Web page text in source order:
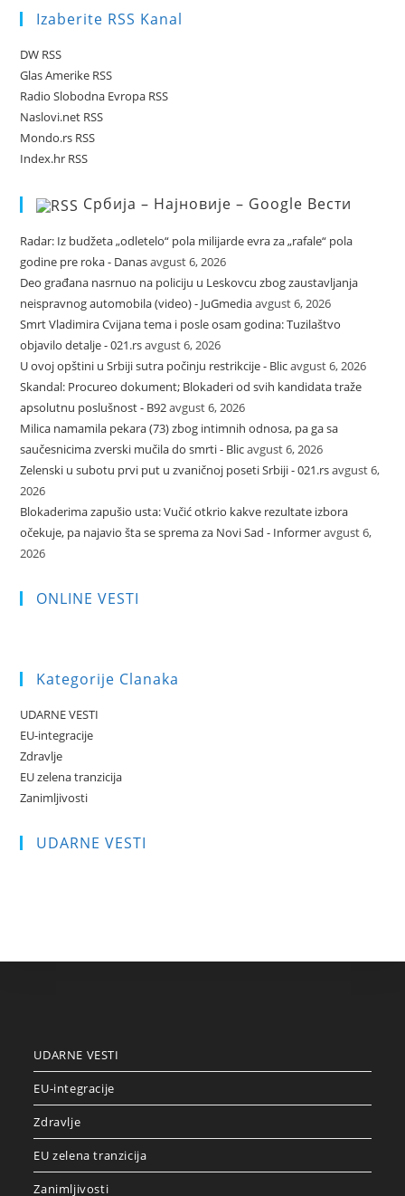
Izaberite RSS Kanal
DW RSS
Glas Amerike RSS
Radio Slobodna Evropa RSS
Naslovi.net RSS
Mondo.rs RSS
Index.hr RSS
Србија – Најновије – Google Вести
Radar: Iz budžeta „odletelo“ pola milijarde evra za „rafale“ pola
godine pre roka - Danasavgust 6, 2026
Deo građana nasrnuo na policiju u Leskovcu zbog zaustavljanja
neispravnog automobila (video) - JuGmediaavgust 6, 2026
Smrt Vladimira Cvijana tema i posle osam godina: Tuzilaštvo
objavilo detalje - 021.rsavgust 6, 2026
U ovoj opštini u Srbiji sutra počinju restrikcije - Blicavgust 6, 2026
Skandal: Procureo dokument; Blokaderi od svih kandidata traže
apsolutnu poslušnost - B92avgust 6, 2026
Milica namamila pekara (73) zbog intimnih odnosa, pa ga sa
saučesnicima zverski mučila do smrti - Blicavgust 6, 2026
Zelenski u subotu prvi put u zvaničnoj poseti Srbiji - 021.rsavgust 6,
2026
Blokaderima zapušio usta: Vučić otkrio kakve rezultate izbora
očekuje, pa najavio šta se sprema za Novi Sad - Informeravgust 6,
2026
ONLINE VESTI
Kategorije Clanaka
UDARNE VESTI
EU-integracije
Zdravlje
EU zelena tranzicija
Zanimljivosti
UDARNE VESTI
UDARNE VESTI
EU-integracije
Zdravlje
EU zelena tranzicija
Zanimljivosti